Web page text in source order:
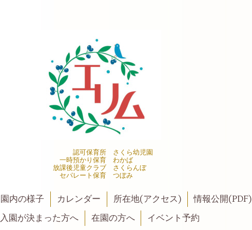
認可保育所 さくら幼児園
一時預かり保育 わかば
放課後児童クラブ さくらんぼ
セパレート保育 つぼみ
園内の様子 カレンダー 所在地(アクセス) 情報公開(PDF)
入園が決まった方へ
在園の方へ イベント予約